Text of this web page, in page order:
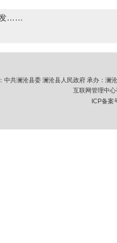
发……
中共澜沧县委 澜沧县人民政府 承办：澜
互联网管理中
ICP备案